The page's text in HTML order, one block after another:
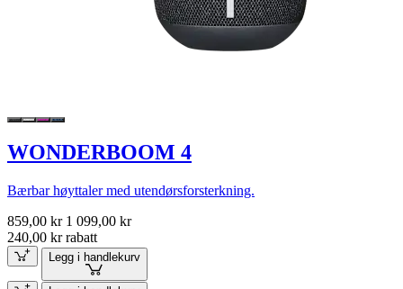
WONDERBOOM 4
Bærbar høyttaler med utendørsforsterkning.
859,00 kr 1 099,00 kr
240,00 kr rabatt
Legg i handlekurv